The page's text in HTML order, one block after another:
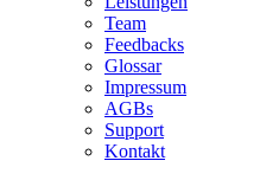
Team
Feedbacks
Glossar
Impressum
AGBs
Support
Kontakt